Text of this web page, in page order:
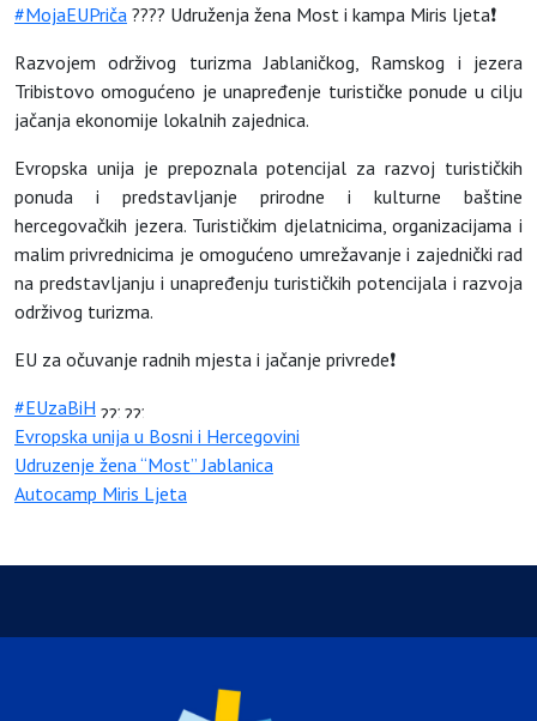
#MojaEUPriča ???? Udruženja žena Most i kampa Miris ljeta❗
Razvojem održivog turizma Jablaničkog, Ramskog i jezera
Tribistovo omogućeno je unapređenje turističke ponude u cilju
jačanja ekonomije lokalnih zajednica.
Evropska unija je prepoznala potencijal za razvoj turističkih
ponuda i predstavljanje prirodne i kulturne baštine
hercegovačkih jezera. Turističkim djelatnicima, organizacijama i
malim privrednicima je omogućeno umrežavanje i zajednički rad
na predstavljanju i unapređenju turističkih potencijala i razvoja
održivog turizma.
EU za očuvanje radnih mjesta i jačanje privrede❗
#EUzaBiH
Evropska unija u Bosni i Hercegovini
Udruzenje žena “Most” Jablanica
Autocamp Miris Ljeta